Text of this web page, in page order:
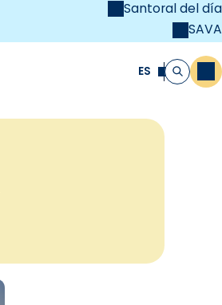
Santoral del día
SAVA
ES Buscar